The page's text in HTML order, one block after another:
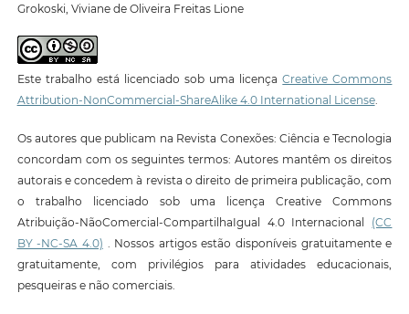
Grokoski, Viviane de Oliveira Freitas Lione
Este trabalho está licenciado sob uma licençaCreative Commons
Attribution-NonCommercial-ShareAlike 4.0 International License.
Os autores que publicam na Revista Conexões: Ciência e Tecnologia
concordam com os seguintes termos: Autores mantêm os direitos
autorais e concedem à revista o direito de primeira publicação, com
o trabalho licenciado sob uma licença Creative Commons
Atribuição-NãoComercial-CompartilhaIgual 4.0 Internacional (CC
BY -NC-SA 4.0) . Nossos artigos estão disponíveis gratuitamente e
gratuitamente, com privilégios para atividades educacionais,
pesqueiras e não comerciais.